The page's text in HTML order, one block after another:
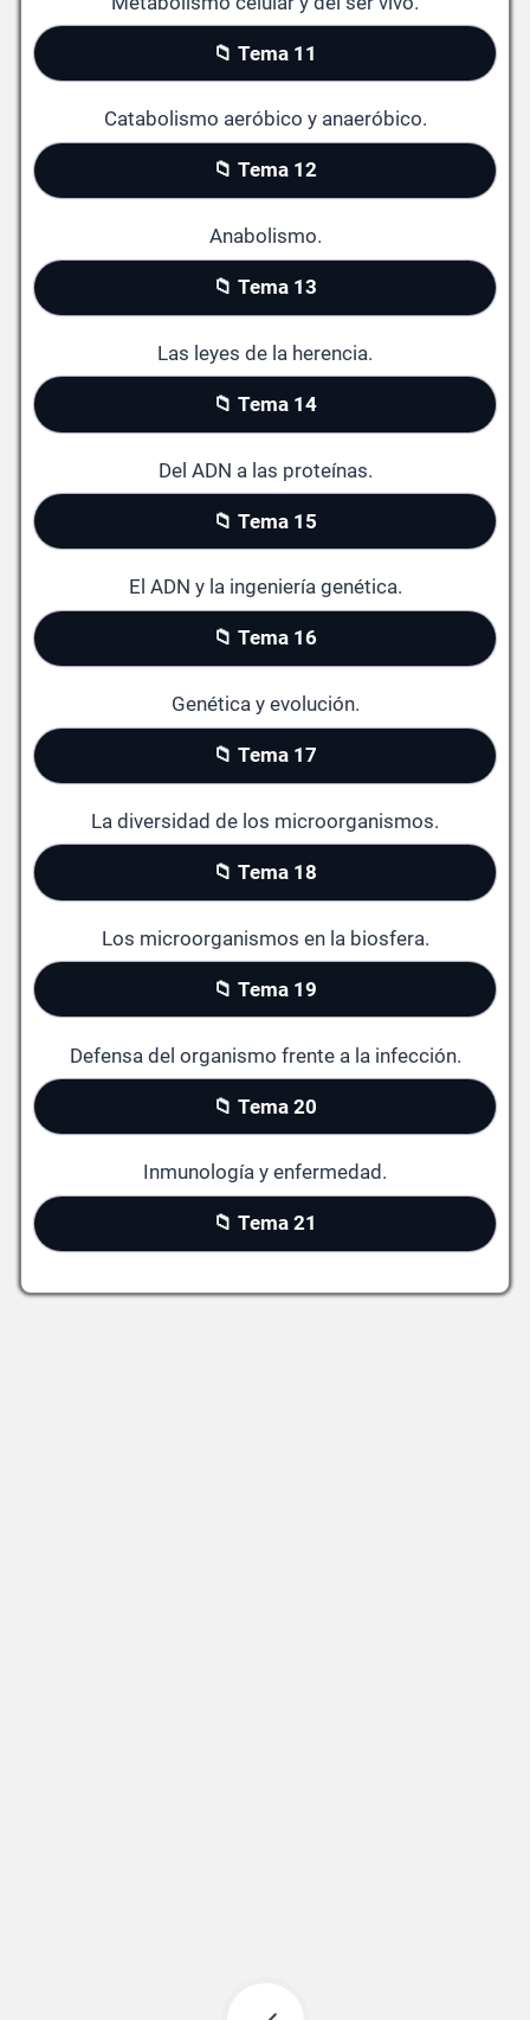
📁 Tema 11
Catabolismo aeróbico y anaeróbico.
📁 Tema 12
Anabolismo.
📁 Tema 13
Las leyes de la herencia.
📁 Tema 14
Del ADN a las proteínas.
📁 Tema 15
El ADN y la ingeniería genética.
📁 Tema 16
Genética y evolución.
📁 Tema 17
La diversidad de los microorganismos.
📁 Tema 18
Los microorganismos en la biosfera.
📁 Tema 19
Defensa del organismo frente a la infección.
📁 Tema 20
Inmunología y enfermedad.
📁 Tema 21